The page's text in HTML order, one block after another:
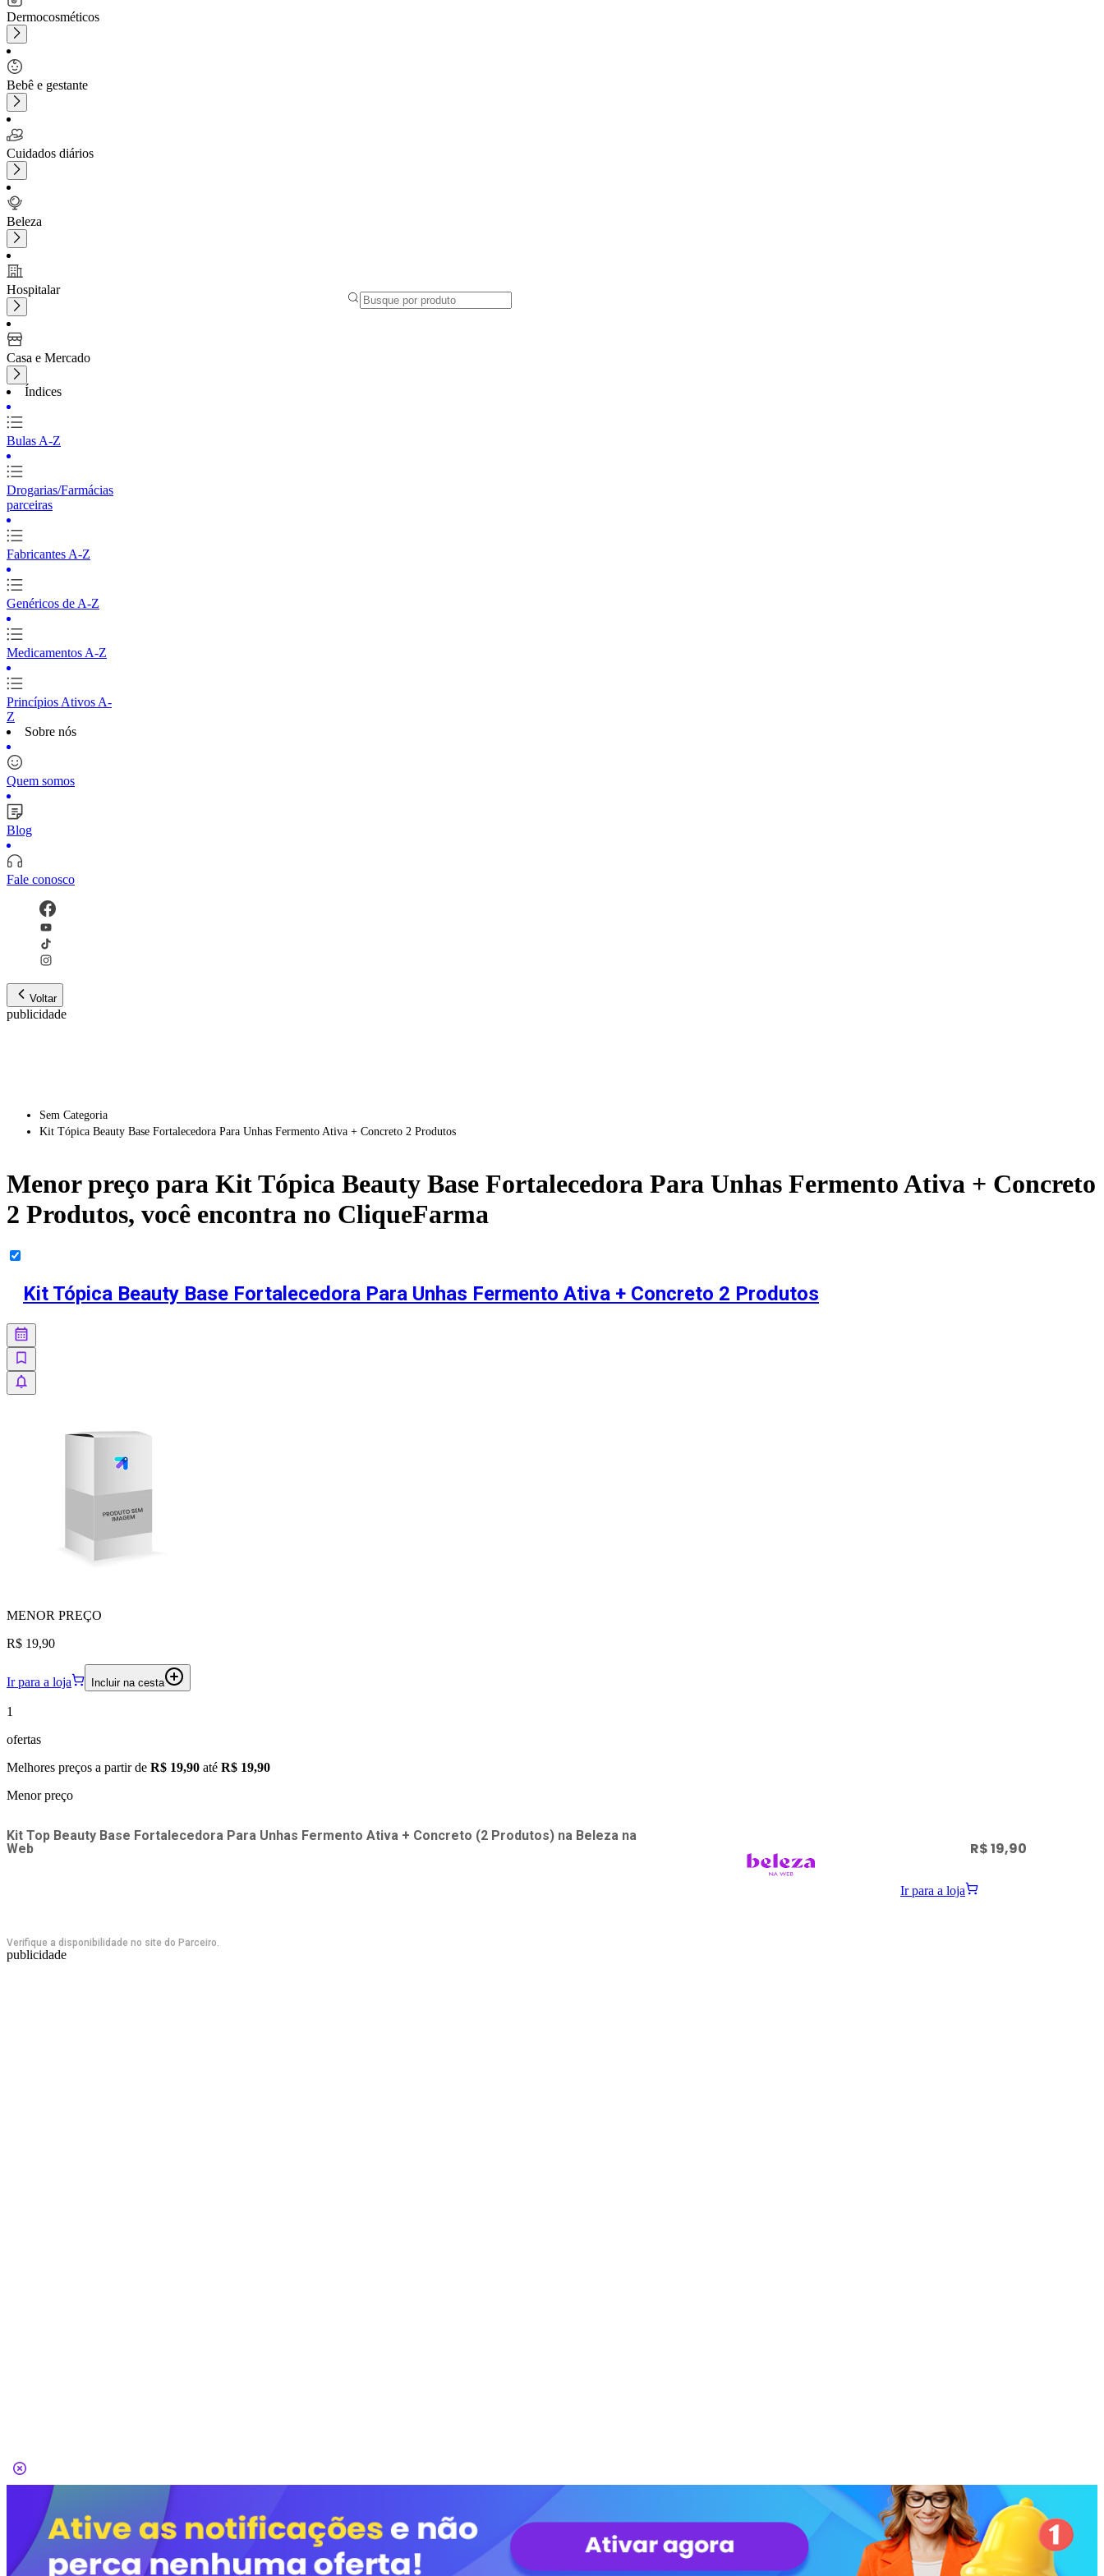
Dermocosméticos
Bebê e gestante
Cuidados diários
Beleza
Hospitalar
Casa e Mercado
Índices
Bulas A-Z
Drogarias/Farmácias
parceiras
Fabricantes A-Z
Genéricos de A-Z
Medicamentos A-Z
Princípios Ativos A-
Z
Sobre nós
Quem somos
Blog
Fale conosco
Voltar
publicidade
Sem Categoria
Kit Tópica Beauty Base Fortalecedora Para Unhas Fermento Ativa + Concreto 2 Produtos
Menor preço para Kit Tópica Beauty Base Fortalecedora Para Unhas Fermento Ativa + Concreto
2 Produtos, você encontra no CliqueFarma
Kit Tópica Beauty Base Fortalecedora Para Unhas Fermento Ativa + Concreto 2 Produtos
MENOR PREÇO
R$ 19,90
Ir para a loja Incluir na cesta
1
ofertas
Melhores preços a partir de R$ 19,90 até R$ 19,90
Menor preço
Kit Top Beauty Base Fortalecedora Para Unhas Fermento Ativa + Concreto (2 Produtos) na Beleza na
Web
Verifique a disponibilidade no site do Parceiro.
R$ 19,90
Ir para a loja
publicidade